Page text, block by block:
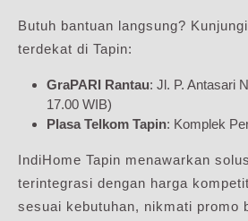
Butuh bantuan langsung?
terdekat di Tapin:
GraPARI Rantau: Jl. P. Antasari
17.00 WIB)
Plasa Telkom Tapin: Komplek
IndiHome Tapin menawarkan
terintegrasi dengan harga
sesuai kebutuhan, nikmati promo